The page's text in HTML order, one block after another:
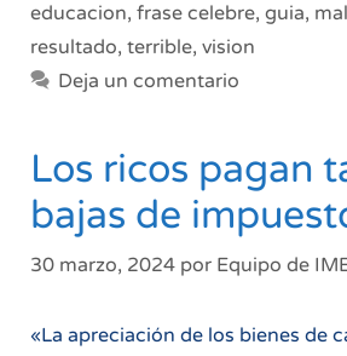
educacion, frase celebre, guia, mal
resultado, terrible, vision
Deja un comentario
Los ricos pagan
bajas de
30 marzo, 2024 por Equipo de
«La apreciación de los bienes de